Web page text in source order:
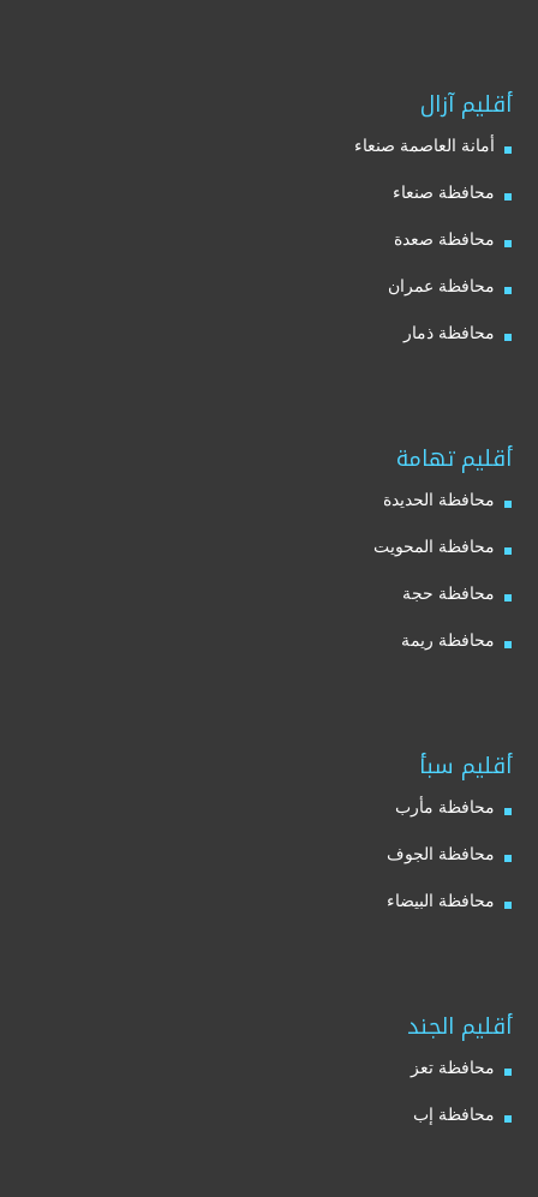
أقليم آزال
أمانة العاصمة صنعاء
محافظة صنعاء
محافظة صعدة
محافظة عمران
محافظة ذمار
أقليم تهامة
محافظة الحديدة
محافظة المحويت
محافظة حجة
محافظة ريمة
أقليم سبأ
محافظة مأرب
محافظة الجوف
محافظة البيضاء
أقليم الجند
محافظة تعز
محافظة إب